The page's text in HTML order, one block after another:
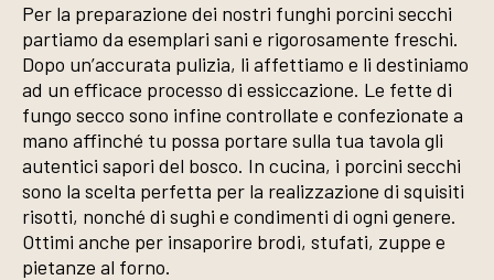
Per la preparazione dei nostri funghi porcini secchi
partiamo da esemplari sani e rigorosamente freschi.
Dopo un’accurata pulizia, li affettiamo e li destiniamo
ad un efficace processo di essiccazione. Le fette di
fungo secco sono infine controllate e confezionate a
mano affinché tu possa portare sulla tua tavola gli
autentici sapori del bosco. In cucina, i porcini secchi
sono la scelta perfetta per la realizzazione di squisiti
risotti, nonché di sughi e condimenti di ogni genere.
Ottimi anche per insaporire brodi, stufati, zuppe e
pietanze al forno.